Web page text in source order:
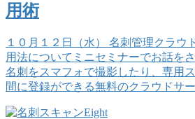
用術
１０月１２日（水） 名刺管理クラウ
用法についてミニセミナーでお話を
名刺をスマフォで撮影したり、専用
間に登録ができる無料のクラウドサ